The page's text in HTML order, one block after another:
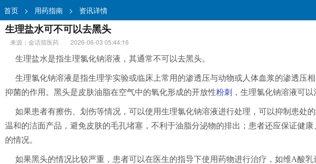
首页 > 用药指南 > 资讯详情
生理盐水可不可以去黑头
来源：金话筒医药
2026-06-03 05:44:16
生理盐水是指生理氯化钠溶液，其通常不可以去黑头。
生理氯化钠溶液是指生理学实验或临床上常用的渗透压与动物或人体血浆的渗透压
抑菌的作用。黑头是皮肤油脂在空气中的氧化形成的开放性粉刺 ，生理氯化钠溶液可
如果患者有擦伤、划伤等情况，可以使用生理氯化钠溶液进行处理，可以抑制患处
温和的洁面产品，避免皮肤的毛孔堵塞，不利于油脂分泌物的排出；患者还应保证健
的情况。
如果黑头的情况比较严重，患者可以在医生的指导下使用药物进行治疗，如维A酸